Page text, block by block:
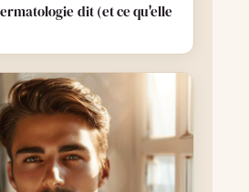
dit (et ce qu'elle